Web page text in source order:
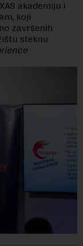
akademiju i
koji
završenih
steknu